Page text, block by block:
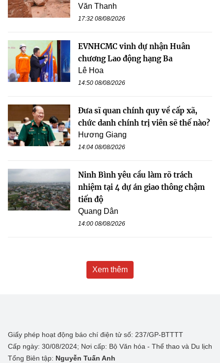
Văn Thanh
17:32 08/08/2026
EVNHCMC vinh dự nhận Huân
chương Lao động hạng Ba
Lê Hoa
14:50 08/08/2026
Đưa sĩ quan chính quy về cấp xã,
chức danh chính trị viên sẽ thế nào?
Hương Giang
14:04 08/08/2026
Ninh Bình yêu cầu làm rõ trách
nhiệm tại 4 dự án giao thông chậm
tiến độ
Quang Dân
14:00 08/08/2026
Xem thêm
Giấy phép hoạt động báo chí điện tử số: 237/GP-BTTTT
Cấp ngày: 30/08/2024; Nơi cấp: Bộ Văn hóa - Thể thao và Du lịch
Tổng Biên tập: Nguyễn Tuấn Anh